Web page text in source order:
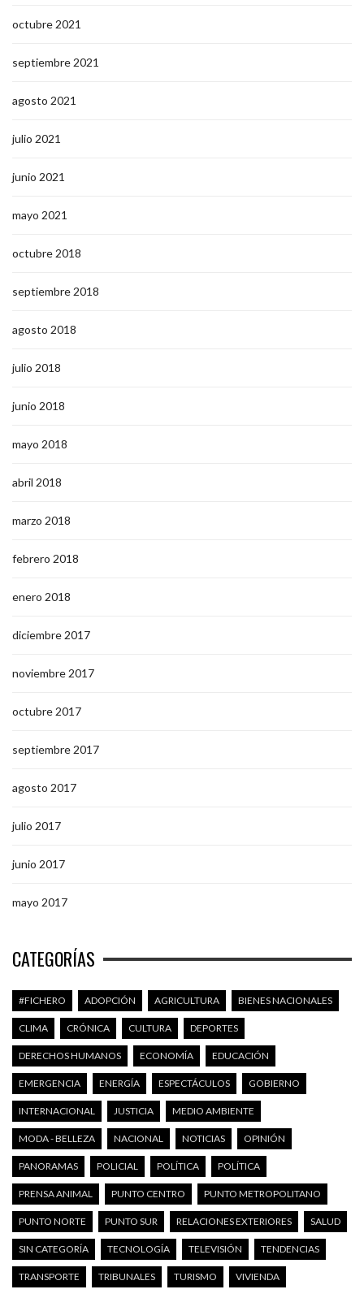
octubre 2021
septiembre 2021
agosto 2021
julio 2021
junio 2021
mayo 2021
octubre 2018
septiembre 2018
agosto 2018
julio 2018
junio 2018
mayo 2018
abril 2018
marzo 2018
febrero 2018
enero 2018
diciembre 2017
noviembre 2017
octubre 2017
septiembre 2017
agosto 2017
julio 2017
junio 2017
mayo 2017
CATEGORÍAS
#FICHERO ADOPCIÓN AGRICULTURA BIENES NACIONALES
CLIMA CRÓNICA CULTURA DEPORTES
DERECHOS HUMANOS ECONOMÍA EDUCACIÓN
EMERGENCIA ENERGÍA ESPECTÁCULOS GOBIERNO
INTERNACIONAL JUSTICIA MEDIO AMBIENTE
MODA - BELLEZA NACIONAL NOTICIAS OPINIÓN
PANORAMAS POLICIAL POLÍTICA POLÍTICA
PRENSA ANIMAL PUNTO CENTRO PUNTO METROPOLITANO
PUNTO NORTE PUNTO SUR RELACIONES EXTERIORES SALUD
SIN CATEGORÍA TECNOLOGÍA TELEVISIÓN TENDENCIAS
TRANSPORTE TRIBUNALES TURISMO VIVIENDA